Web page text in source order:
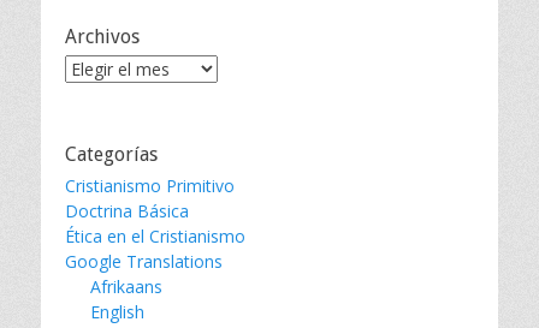
Archivos
Archivos
Categorías
Cristianismo Primitivo
Doctrina Básica
Ética en el Cristianismo
Google Translations
Afrikaans
English